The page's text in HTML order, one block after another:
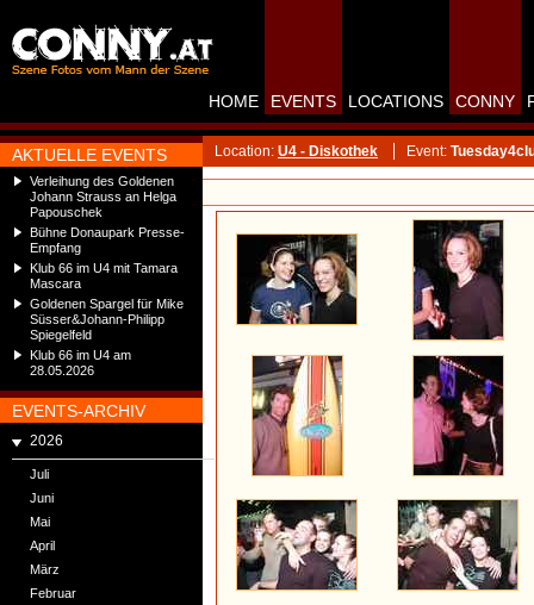
AKTUELLE EVENTS
Verleihung des Goldenen
Johann Strauss an Helga
Papouschek
Bühne Donaupark Presse-
Empfang
Klub 66 im U4 mit Tamara
Mascara
Goldenen Spargel für Mike
Süsser&Johann-Philipp
Spiegelfeld
Klub 66 im U4 am
28.05.2026
EVENTS-ARCHIV
2026
Juli
Juni
Mai
April
März
Februar
HOME EVENTS LOCATIONS CONNY
Location: U4 - Diskothek Event: